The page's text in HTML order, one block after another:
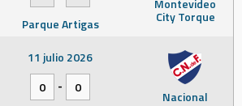
City Torque
Parque Artigas
Nacional
11 julio 2026
0
-
0